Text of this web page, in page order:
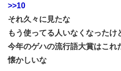
>>10
それ久々に見たな
もう使ってる人いなくなったけ
今年のゲハの流行語大賞はこれ
懐かしいな